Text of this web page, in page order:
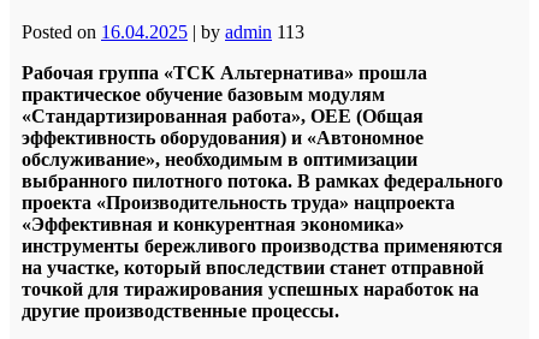
Posted on 16.04.2025 | by admin 113
Рабочая группа «ТСК Альтернатива» прошла
практическое обучение базовым модулям
«Стандартизированная работа», ОЕЕ (Общая
эффективность оборудования) и «Автономное
обслуживание», необходимым в оптимизации
выбранного пилотного потока. В рамках федерального
проекта «Производительность труда» нацпроекта
«Эффективная и конкурентная экономика»
инструменты бережливого производства применяются
на участке, который впоследствии станет отправной
точкой для тиражирования успешных наработок на
другие производственные процессы.